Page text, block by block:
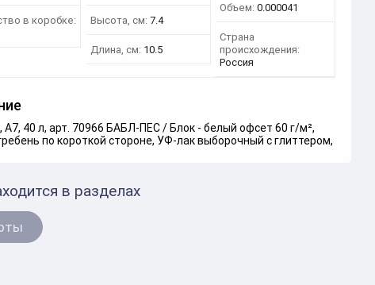
в коробке:
Высота, см: 7.4
Длина, см: 10.5
Объем: 0.000041
Страна
происхождения:
Россия
А7, 40 л, арт. 70966 БАБЛ-ПЕС / Блок - белый офсет 60 г/м²,
по короткой стороне, УФ-лак выборочный с глиттером,
в разделах